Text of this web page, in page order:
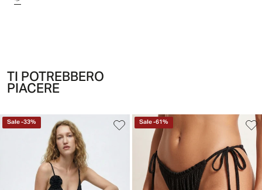
TI POTREBBERO
PIACERE
Sale-33% Sale-61%